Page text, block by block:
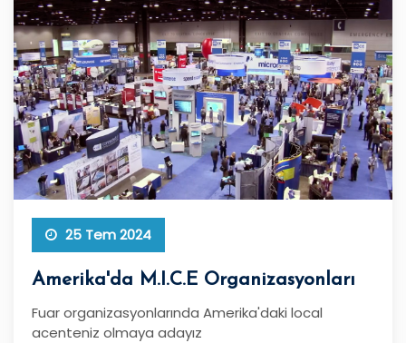
25 Tem 2024
Amerika'da M.I.C.E Organizasyonları
Fuar organizasyonlarında Amerika'daki local
acenteniz olmaya adayız